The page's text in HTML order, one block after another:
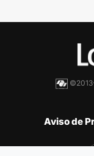
Aviso de